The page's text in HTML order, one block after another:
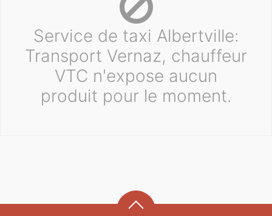
Service de taxi Albertville:
Transport Vernaz, chauffeur
VTC n'expose aucun
produit pour le moment.